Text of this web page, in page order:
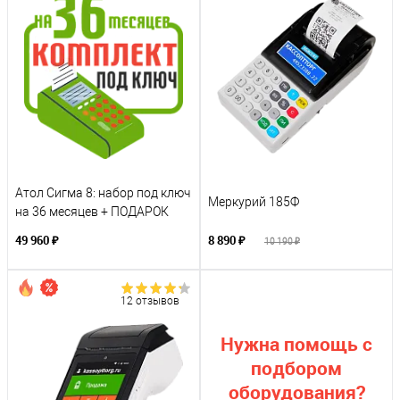
Атол Сигма 8: набор под ключ
на 36 месяцев + ПОДАРОК
49 960 ₽
Меркурий 185Ф
8 890 ₽ 10 190 ₽
12 отзывов
Нужна помощь с
подбором
оборудования?